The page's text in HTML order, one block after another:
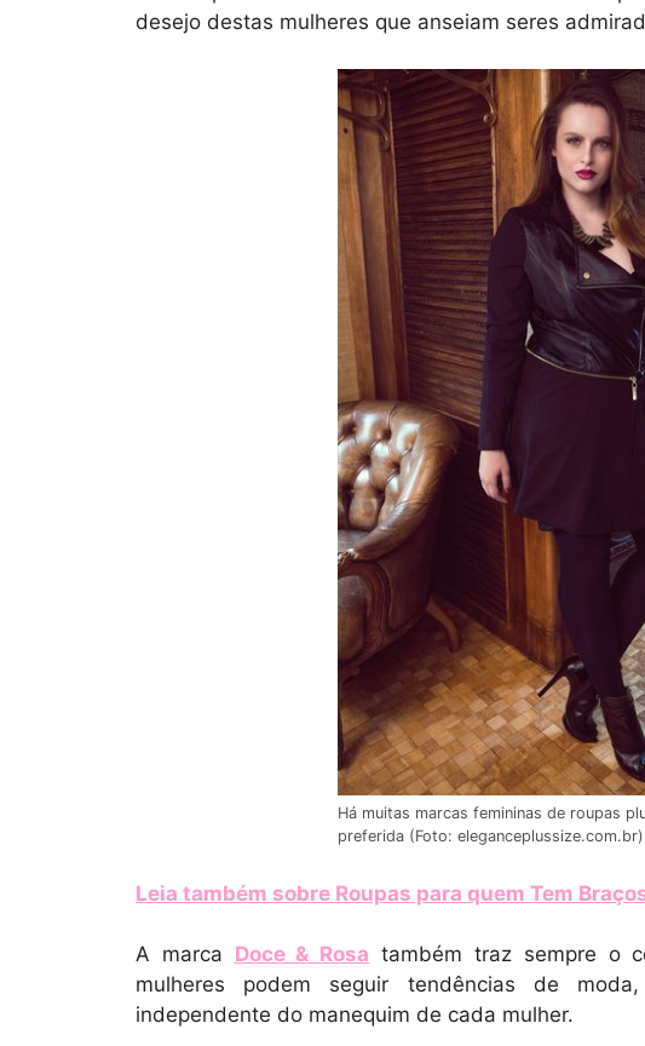
desejo destas mulheres que anseiam seres
Há muitas marcas femininas de roupas
preferida (Foto: eleganceplussize.com.br)
Leia também sobre Roupas para quem Tem
A marca Doce & Rosa também traz sempre o
mulheres podem seguir tendências de
independente do manequim de cada mulher.